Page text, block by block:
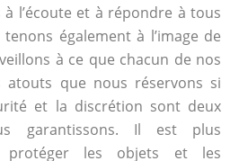
l’écoute et à répondre à tous
également à l’image de
à ce que chacun de nos
atouts que nous réservons si
et la discrétion sont deux
garantissons. Il est plus
protéger les objets et les